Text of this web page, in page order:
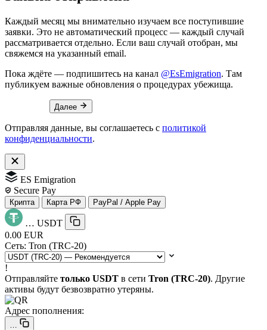
Каждый месяц мы внимательно изучаем все поступившие
заявки. Это не автоматический процесс — каждый случай
рассматривается отдельно. Если ваш случай отобран, мы
свяжемся на указанный email.
Пока ждёте — подпишитесь на канал @EsEmigration. Там
публикуем важные обновления о процедурах убежища.
Далее
Отправляя данные, вы соглашаетесь с политикой
конфиденциальности.
ES Emigration
Secure Pay
Крипта Карта РФ PayPal / Apple Pay
… USDT
0.00 EUR
Сеть: Tron (TRC-20)
!
Отправляйте только USDT в сети Tron (TRC-20). Другие
активы будут безвозвратно утеряны.
Адрес пополнения:
…